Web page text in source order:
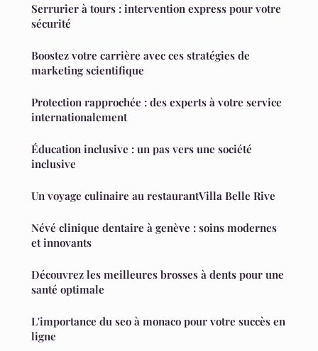
Serrurier à tours : intervention express pour votre
sécurité
Boostez votre carrière avec ces stratégies de
marketing scientifique
Protection rapprochée : des experts à votre service
internationalement
Éducation inclusive : un pas vers une société
inclusive
Un voyage culinaire au restaurantVilla Belle Rive
Névé clinique dentaire à genève : soins modernes
et innovants
Découvrez les meilleures brosses à dents pour une
santé optimale
L'importance du seo à monaco pour votre succès en
ligne